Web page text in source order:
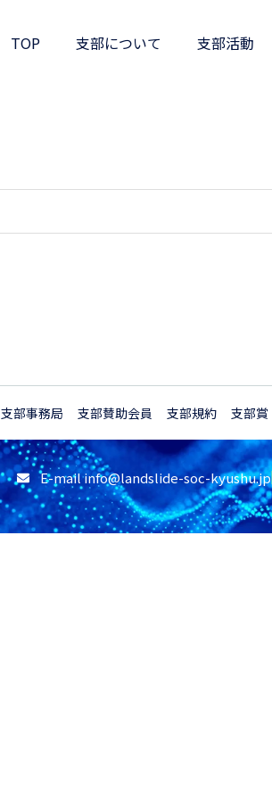
TOP 支部について 支部活動
支部事務局 支部賛助会員 支部規約 支部賞
E-mail info@landslide-soc-kyushu.jp